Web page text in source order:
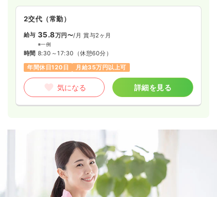
2交代（常勤）
給与 35.8万円〜/月 賞与2ヶ月
※一例
時間 8:30～17:30 （休憩60分）
年間休日120日
月給35万円以上可
気になる 詳細を見る